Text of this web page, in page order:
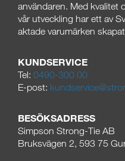
användaren. Med kvalitet
vår utveckling har ett av
aktade varumärken
KUNDSERVICE
Tel: 0490-300 00
E-post:
BESÖKSADRESS
Simpson Strong-Tie AB
Bruksvägen 2, 593 75